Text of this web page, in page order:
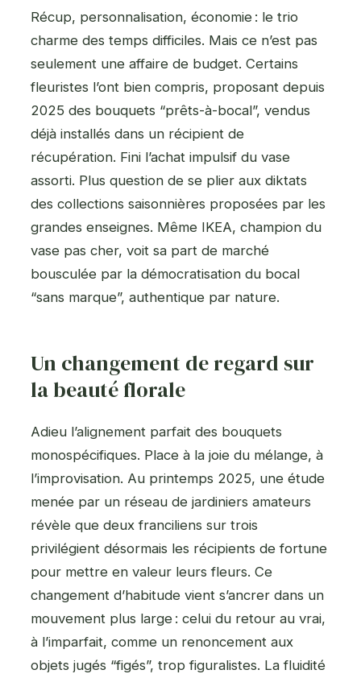
Récup, personnalisation, économie : le trio
charme des temps difficiles. Mais ce n’est pas
seulement une affaire de budget. Certains
fleuristes l’ont bien compris, proposant depuis
2025 des bouquets “prêts-à-bocal”, vendus
déjà installés dans un récipient de
récupération. Fini l’achat impulsif du vase
assorti. Plus question de se plier aux diktats
des collections saisonnières proposées par les
grandes enseignes. Même IKEA, champion du
vase pas cher, voit sa part de marché
bousculée par la démocratisation du bocal
“sans marque”, authentique par nature.
Un changement de regard sur
la beauté florale
Adieu l’alignement parfait des bouquets
monospécifiques. Place à la joie du mélange, à
l’improvisation. Au printemps 2025, une étude
menée par un réseau de jardiniers amateurs
révèle que deux franciliens sur trois
privilégient désormais les récipients de fortune
pour mettre en valeur leurs fleurs. Ce
changement d’habitude vient s’ancrer dans un
mouvement plus large : celui du retour au vrai,
à l’imparfait, comme un renoncement aux
objets jugés “figés”, trop figuralistes. La fluidité